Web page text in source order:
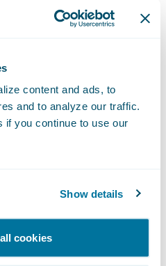
content and ads, to
and to analyze our traffic.
if you continue to use our
Show details
cookies
unificada dos dados
continuamente
que prestamos aos
Julius Christmas,
novo sistema
variáveis dos
nosso atendimento